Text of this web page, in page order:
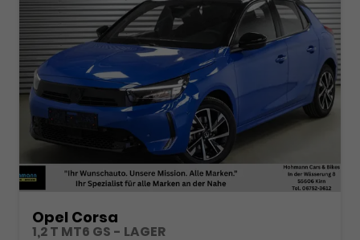
Opel Corsa
1,2 T MT6 GS - LAGER